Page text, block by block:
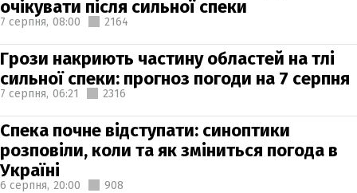
очікувати після сильної спеки
7 серпня, 08:00 2164
Грози накриють частину областей на тлі
сильної спеки: прогноз погоди на 7 серпня
7 серпня, 06:21 2316
Спека почне відступати: синоптики
розповіли, коли та як зміниться погода в
Україні
6 серпня, 20:00 908